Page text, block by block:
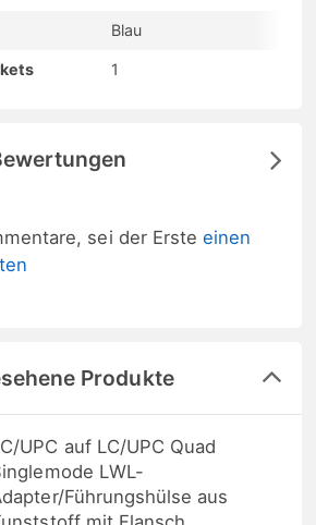
Blau
1
sei der Ersteeinen
Produkte
UPC auf LC/UPC Quad
LWL-
Führungshülse aus